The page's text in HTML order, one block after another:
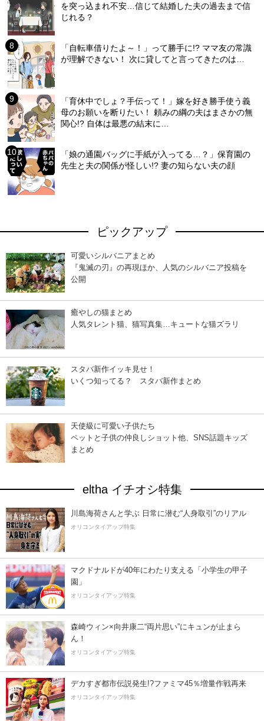
を突っ込まれ不安…信じて結婚した夫の過去まで信
じれる？
「自転車借りたよ～！」って勝手に!? ママ友の常識
が理解できない！ 次に貸してと言ってきたのは…
「育休中でしょ？手伝って！」嫁を好き勝手使う義
母のお願いを断りたい！ 頼みの綱の夫はまさかの無
関心!? 自体は最悪の結末に…
「娘の通園バッグに手紙が入ってる…？」保育園の
先生と夫の関係が怪しい!? 妻の知らない夫の顔
ピックアップ
可愛いシルバニアまとめ
『鬼滅の刃』の再現ほか、人気のシルバニア投稿を
公開
癒やしの猫まとめ
人気タレント猫、猫写真集…キュートな猫ズラリ
スタバ新作イッキ見せ！
いくつ知ってる？ スタバ新作まとめ
天使級に可愛い子供たち
ペットと子供の仲良しショット他、SNS話題キッズ
まとめ
eltha イチオシ特集
川島海荷さんと学ぶ 日常に潜む“人身取引”のリアル
オリコンタイアップ特集
マクドナルドが40年にわたり支える「小学生の甲子
園」
オリコンタイアップ特集
森崎ウィン×向井康二“両片思い”にキュンが止まら
ん！
オリコンタイアップ特集
デカすぎ都市伝説発生!?ファミマ45％増量作戦再来
オリコンタイアップ特集